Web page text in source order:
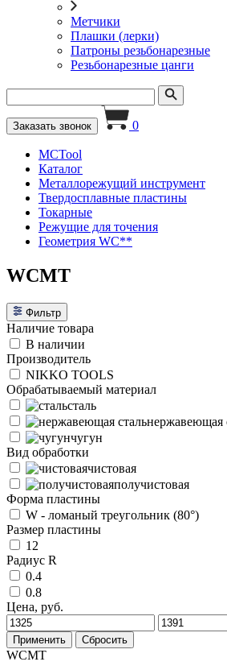
Метчики
Плашки (лерки)
Патроны резьбонарезные
Резьбонарезные цанги
Заказать звонок 0
MCTool
Каталог
Металлорежущий инструмент
Твердосплавные пластины
Токарные
Режущие для точения
Геометрия WC**
WCMT
Фильтр
Наличие товара
В наличии
Производитель
NIKKO TOOLS
Обрабатываемый материал
сталь
нержавеющая
чугун
Вид обработки
чистовая
получистовая
Форма пластины
W - ломаный треугольник (80°)
Размер пластины
12
Радиус R
0.4
0.8
Цена, руб.
Применить Сбросить
WCMT